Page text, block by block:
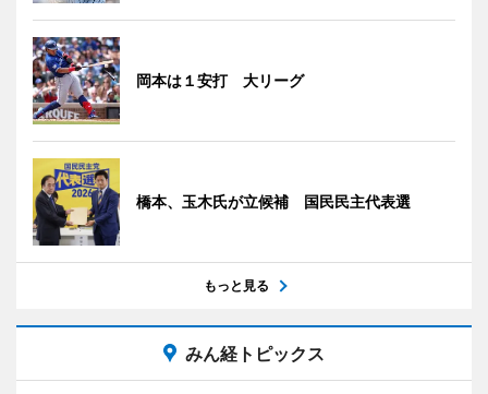
岡本は１安打 大リーグ
橋本、玉木氏が立候補 国民民主代表選
もっと見る
みん経トピックス